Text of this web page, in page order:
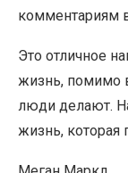
комментариям
Это отличное
жизнь, помимо
люди делают.
жизнь, которая